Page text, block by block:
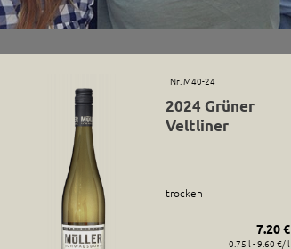
Nr. M40-24
2024 Grüner
Veltliner
trocken
7.20 €
0.75 l - 9.60 €/ l